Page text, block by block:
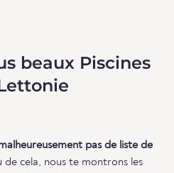
beaux Piscines
pas de liste de
de cela, nous te montrons les